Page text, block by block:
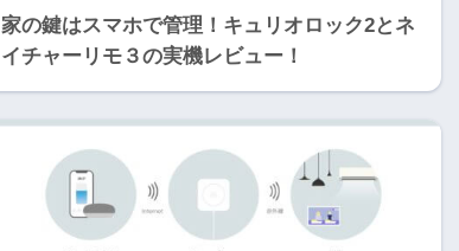
家の鍵はスマホで管理！キュリオロック2とネ
イチャーリモ３の実機レビュー！